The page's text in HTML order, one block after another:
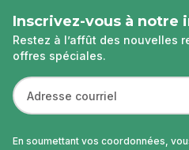
Inscrivez-vous à notre
Restez à l’affût des nouvelles
offres spéciales.
En soumettant vos coordonnées,